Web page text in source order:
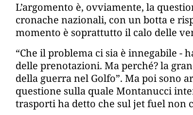
L’argomento è, ovviamente, la
cronache nazionali, con un botta e
momento è soprattutto il calo delle
“Che il problema ci sia è innegabile -
delle prenotazioni. Ma perché? la
della guerra nel Golfo”. Ma poi sono
questione sulla quale Montanucci
trasporti ha detto che sul jet fuel non